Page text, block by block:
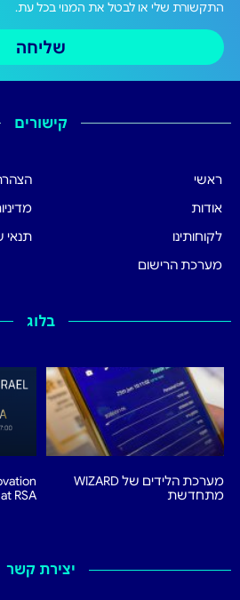
התקשורת שלי או לבטל את המנוי בכל עת.
שליחה
קישורים
ראשי
אודות
לקוחותינו
מערכת הרישום
תנאי
בלוג
מערכת הלידים של WIZARD
מתחדשת
RSA
יצירת קשר